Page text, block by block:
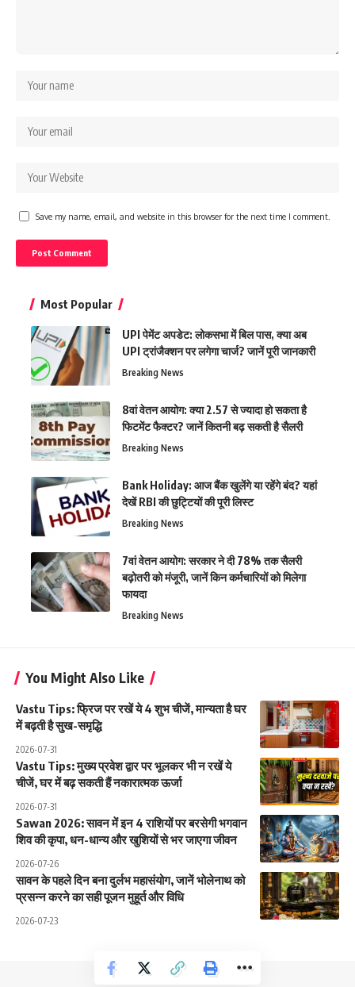
Save my name, email, and website in this browser for the next time I comment.
Most Popular
UPI पेमेंट अपडेट: लोकसभा में बिल पास, क्या अब
UPI ट्रांजैक्शन पर लगेगा चार्ज? जानें पूरी जानकारी
Breaking News
8वां वेतन आयोग: क्या 2.57 से ज्यादा हो सकता है
फिटमेंट फैक्टर? जानें कितनी बढ़ सकती है सैलरी
Breaking News
Bank Holiday: आज बैंक खुलेंगे या रहेंगे बंद? यहां
देखें RBI की छुट्टियों की पूरी लिस्ट
Breaking News
7वां वेतन आयोग: सरकार ने दी 78% तक सैलरी
बढ़ोतरी को मंजूरी, जानें किन कर्मचारियों को मिलेगा
फायदा
Breaking News
You Might Also Like
Vastu Tips: फ्रिज पर रखें ये 4 शुभ चीजें, मान्यता है घर
में बढ़ती है सुख-समृद्धि
2026-07-31
Vastu Tips: मुख्य प्रवेश द्वार पर भूलकर भी न रखें ये
चीजें, घर में बढ़ सकती हैं नकारात्मक ऊर्जा
2026-07-31
Sawan 2026: सावन में इन 4 राशियों पर बरसेगी भगवान
शिव की कृपा, धन-धान्य और खुशियों से भर जाएगा जीवन
2026-07-26
सावन के पहले दिन बना दुर्लभ महासंयोग, जानें भोलेनाथ को
प्रसन्न करने का सही पूजन मुहूर्त और विधि
2026-07-23